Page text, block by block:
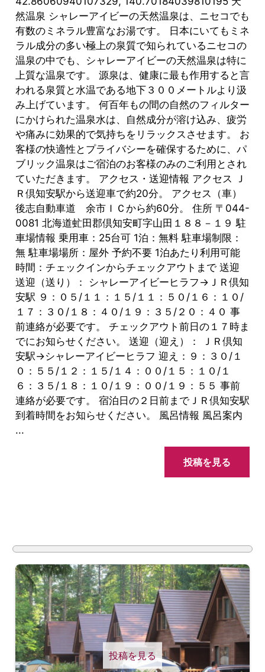
然温泉 シャレーアイビーの天然温泉は、ニセコでも
有数のミネラル豊富なお湯です。 日本にいてもミネ
ラル成分の多い極上の泉質で知られているニセコの
温泉の中でも、シャレーアイビーの天然温泉は特に
上質な温泉です。 源泉は、健康に最も作用すると言
われる泉質と水温である地下３００メートルより汲
み上げています。 何百年もの間の自然のフィルター
にかけられた温泉水は、自然成分が溶け込み、疲労
や痛みに効果的で気持ちをリラックスさせます。 お
客様の快適性とプライバシーを確保するために、パ
ブリック温泉はご宿泊のお客様のみのご利用とされ
ていただきます。 アクセス・送迎情報 アクセス Ｊ
Ｒ倶知安駅から送迎車で約20分。 アクセス（車）
後志自動車道 余市ＩＣから約60分。 住所 〒044-
0081 北海道虻田郡倶知安町字山田１８８－１９ 駐
車場情報 乗用車：25台可 1泊：無料 駐車場制限：
無 駐車場場所：屋外 予約不要 1泊あたり利用可能
時間：チェックインからチェックアウトまで 送迎
送迎（送り）： シャレーアイビーヒラフ→ＪＲ倶知
安駅 ９：０５/１１：１５/１１：５０/１６：１０/
１７：３０/１８：４０/１９：３５/２０：４０ 事
前連絡が必要です。 チェックアウト前日の１７時ま
でにお知らせください。 送迎（迎え）： ＪＲ倶知
安駅→シャレーアイビーヒラフ 迎え：９：３０/１
０：５５/１２：１５/１４：００/１５：１０/１
６：３５/１８：１０/１９：００/１９：５５ 事前
連絡が必要です。 宿泊日の２日前までＪＲ倶知安駅
到着時間をお知らせください。 風呂情報 風呂案内
...
投稿を見る
投稿を見る